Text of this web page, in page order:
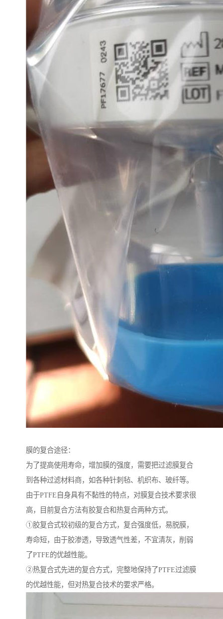
膜的复合途径：
为了提高使用寿命，增加膜的强度，需要把过滤膜复合
到各种过滤材料商，如各种针刺毡、机织布、玻纤等。
由于PTFE自身具有不黏性的特点，对膜复合技术要求很
高，目前复合方法有胶复合和热复合两种方式。
①胶复合式较初级的复合方式，复合强度低，易脱膜，
寿命短，由于胶渗透，导致透气性差，不宜清灰，削弱
了PTFE的优越性能。
②热复合式先进的复合方式，完整地保持了PTFE过滤膜
的优越性能，但对热复合技术的要求严格。